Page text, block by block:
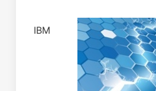
IBM